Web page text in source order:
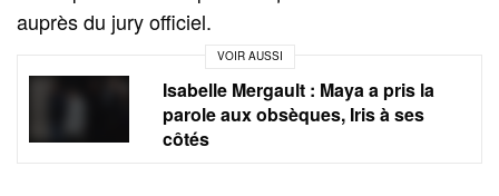
auprès du jury officiel.
VOIR AUSSI
Isabelle Mergault : Maya a pris la
parole aux obsèques, Iris à ses
côtés